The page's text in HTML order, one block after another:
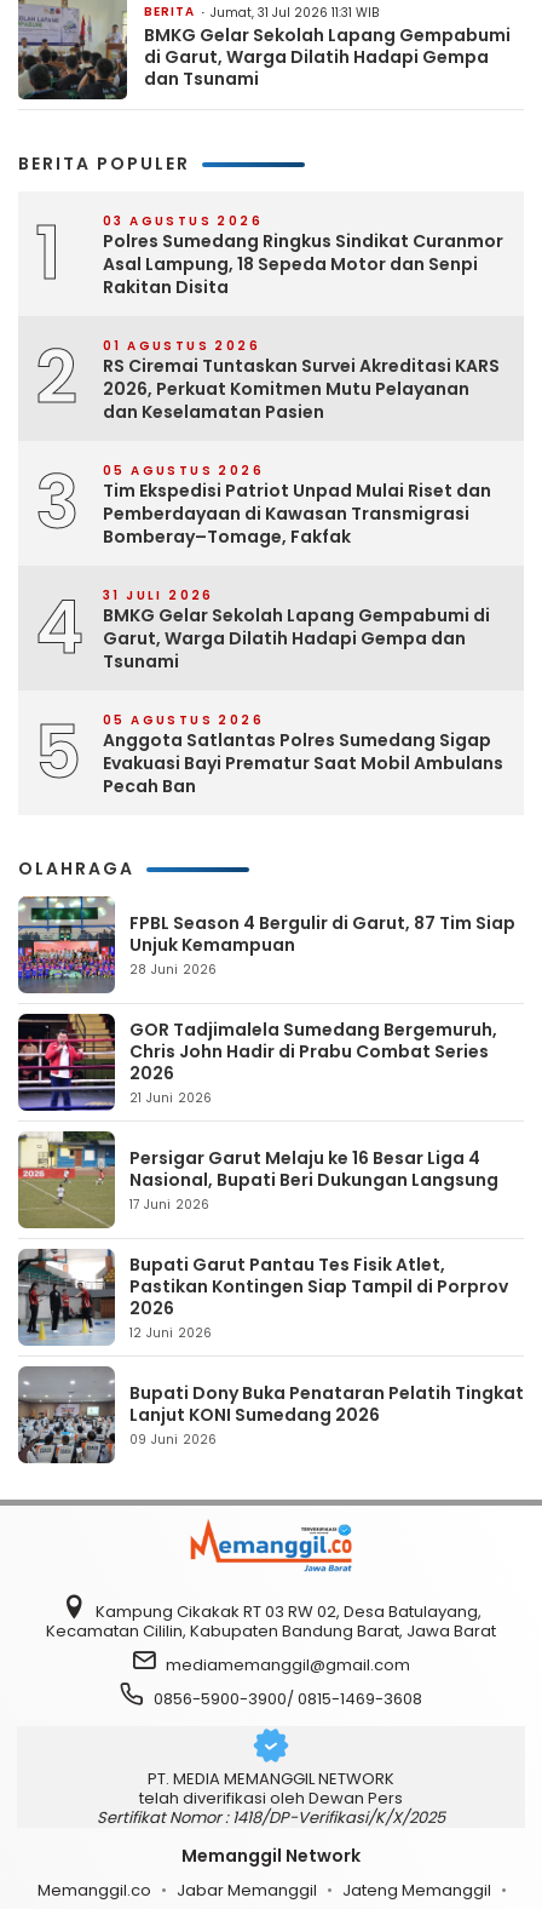
BERITA Jumat, 31 Jul 2026 11:31 WIB
BMKG Gelar Sekolah Lapang Gempabumi
di Garut, Warga Dilatih Hadapi Gempa
dan Tsunami
BERITA POPULER
1 03 AGUSTUS 2026
Polres Sumedang Ringkus Sindikat Curanmor
Asal Lampung, 18 Sepeda Motor dan Senpi
Rakitan Disita
2 01 AGUSTUS 2026
RS Ciremai Tuntaskan Survei Akreditasi KARS
2026, Perkuat Komitmen Mutu Pelayanan
dan Keselamatan Pasien
3 05 AGUSTUS 2026
Tim Ekspedisi Patriot Unpad Mulai Riset dan
Pemberdayaan di Kawasan Transmigrasi
Bomberay–Tomage, Fakfak
4 31 JULI 2026
BMKG Gelar Sekolah Lapang Gempabumi di
Garut, Warga Dilatih Hadapi Gempa dan
Tsunami
5 05 AGUSTUS 2026
Anggota Satlantas Polres Sumedang Sigap
Evakuasi Bayi Prematur Saat Mobil Ambulans
Pecah Ban
OLAHRAGA
FPBL Season 4 Bergulir di Garut, 87 Tim Siap
Unjuk Kemampuan
28 Juni 2026
GOR Tadjimalela Sumedang Bergemuruh,
Chris John Hadir di Prabu Combat Series
2026
21 Juni 2026
Persigar Garut Melaju ke 16 Besar Liga 4
Nasional, Bupati Beri Dukungan Langsung
17 Juni 2026
Bupati Garut Pantau Tes Fisik Atlet,
Pastikan Kontingen Siap Tampil di Porprov
2026
12 Juni 2026
Bupati Dony Buka Penataran Pelatih Tingkat
Lanjut KONI Sumedang 2026
09 Juni 2026
Kampung Cikakak RT 03 RW 02, Desa Batulayang,
Kecamatan Cililin, Kabupaten Bandung Barat, Jawa Barat
mediamemanggil@gmail.com
0856-5900-3900/ 0815-1469-3608
PT. MEDIA MEMANGGIL NETWORK
telah diverifikasi oleh Dewan Pers
Sertifikat Nomor : 1418/DP-Verifikasi/K/X/2025
Memanggil Network
Memanggil.co Jabar Memanggil
Jateng Memanggil